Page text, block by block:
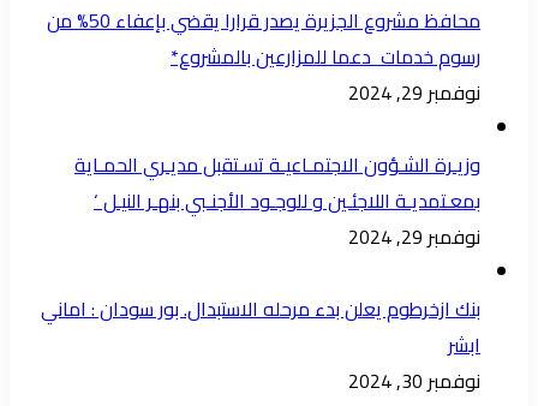
محافظ مشروع الجزيرة يصدر قرارا يقضي بإعفاء 50% من
رسوم خدمات دعما للمزارعين بالمشروع*
نوفمبر 29, 2024
وزيـرة الشـؤون الاجتمـاعيـة تسـتقبل مديـري الحمـاية
بمعـتمديـة اللاجئـين و للوجـود الأجنـبي بنهـر النيـل ‘
نوفمبر 29, 2024
بنك ازخرطوم يعلن بدء مرحله الاستبدال. بور سودان : اماني
ابشر
نوفمبر 30, 2024